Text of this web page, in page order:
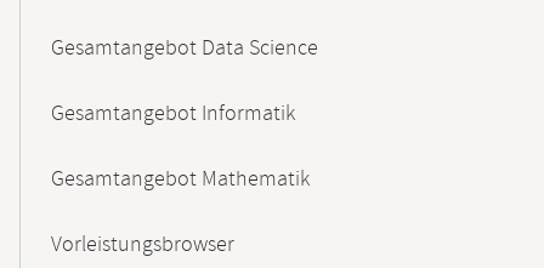
Gesamtangebot Data Science
Gesamtangebot Informatik
Gesamtangebot Mathematik
Vorleistungsbrowser